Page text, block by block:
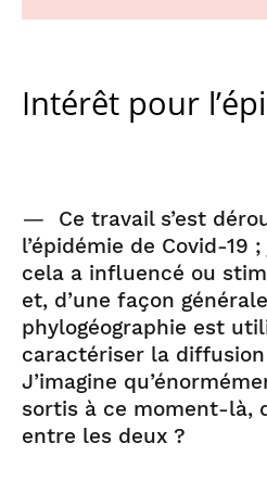
Intérêt pour
—
Ce travail s’est
l’épidémie de Covid-19
cela a influencé ou
et, d’une façon
phylogéographie est
caractériser la diffusion
J’imagine
sortis à ce moment-là,
entre les deux ?